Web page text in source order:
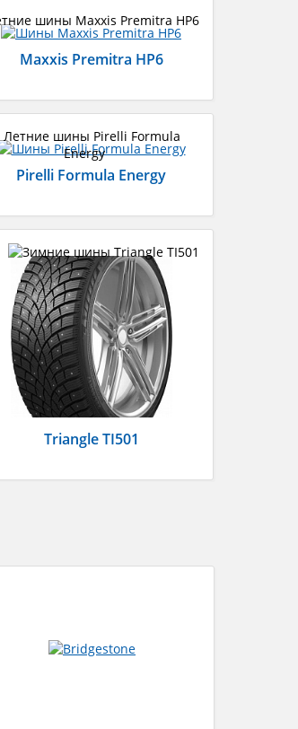
Maxxis Premitra HP6
Pirelli Formula Energy
Triangle TI501